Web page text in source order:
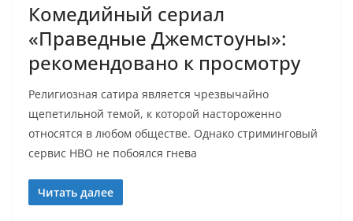
Комедийный сериал
«Праведные Джемстоуны»:
рекомендовано к просмотру
Религиозная сатира является чрезвычайно
щепетильной темой, к которой настороженно
относятся в любом обществе. Однако стриминговый
сервис HBO не побоялся гнева
Читать далее